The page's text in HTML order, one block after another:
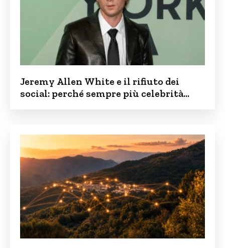
Jeremy Allen White e il rifiuto dei
social: perché sempre più celebrità